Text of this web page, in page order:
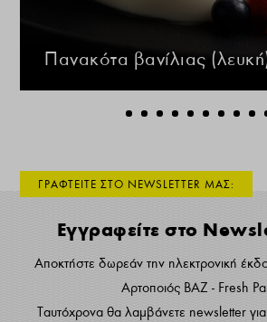
Πανακότα βανίλιας
ΓΡΑΦΤΕΙΤΕ ΣΤΟ NEWSLETTER ΜΑΣ:
Εγγραφείτε στο
Αποκτήστε δωρεάν την ηλεκτρονική
Αρτοποιός ΒΑΖ - Fresh
Ταυτόχρονα θα λαμβάνετε newsletter